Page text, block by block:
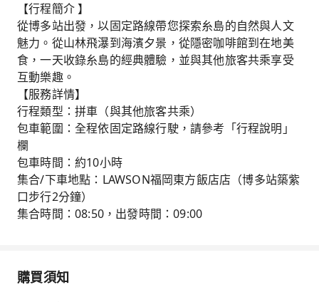
【行程簡介 】
從博多站出發，以固定路線帶您探索糸島的自然與人文
魅力。從山林飛瀑到海濱夕景，從隱密咖啡館到在地美
食，一天收錄糸島的經典體驗，並與其他旅客共乘享受
互動樂趣。
【服務詳情】
行程類型：拼車（與其他旅客共乘）
包車範圍：全程依固定路線行駛，請參考「行程說明」
欄
包車時間：約10小時
集合/下車地點：LAWSON福岡東方飯店店（博多站築紫
口步行2分鐘）
集合時間：08:50，出發時間：09:00
購買須知